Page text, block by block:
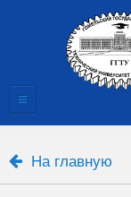
На главную